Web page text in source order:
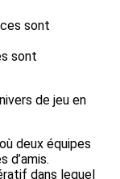
sont
de jeu en
deux équipes
d’amis.
dans lequel